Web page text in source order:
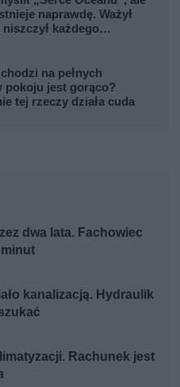
naprawdę. Ważył
każdego
na pełnych
pokoju jest gorąco?
tej rzeczy działa cuda
dwa lata. Fachowiec
kanalizacją. Hydraulik
Rachunek jest